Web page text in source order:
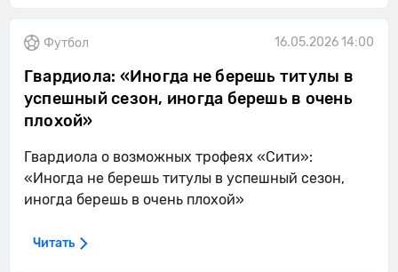
Футбол 16.05.2026 14:00
Гвардиола: «Иногда не берешь титулы в
успешный сезон, иногда берешь в очень
плохой»
Гвардиола о возможных трофеях «Сити»:
«Иногда не берешь титулы в успешный сезон,
иногда берешь в очень плохой»
Читать